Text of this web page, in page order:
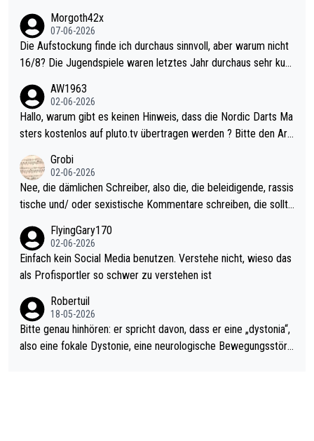
Morgoth42x
07-06-2026
Die Aufstockung finde ich durchaus sinnvoll, aber warum nicht
16/8? Die Jugendspiele waren letztes Jahr durchaus sehr kurz
Allerdings ist Mitchell Lawrie als Nummer 1 der Welt eh qualifi
ziert. Somit ändert die automatische Qualifikation des Weltmei
sters erstmal nichts. Ich denke sie wollen damit für nächstes J
ohl wenig WDF Turniere spielen. Dies war bei Archie Self letzt
es Jahr der Fall. Er musste als amtierender Weltmeister durch
den Qualifier und ich glaube kaum, dass Mitchel sich das (in Ve
el hat.
AW1963
02-06-2026
Hallo, warum gibt es keinen Hinweis, dass die Nordic Darts Ma
sters kostenlos auf pluto.tv übertragen werden ? Bitte den Arti
Grobi
02-06-2026
Nee, die dämlichen Schreiber, also die, die beleidigende, rassis
tische und/ oder sexistische Kommentare schreiben, die sollte
s Leben in den Griff kriegen. Nur eins wundert mich: Luke Little
r war doch neulich erst derjenige, der über Social Media GvV p
rovoziert hat. Und Littlers Mutter schießt öfters mal gegen Ric
FlyingGary170
02-06-2026
Einfach kein Social Media benutzen. Verstehe nicht, wieso das
als Profisportler so schwer zu verstehen ist
Robertuil
18-05-2026
Bitte genau hinhören: er spricht davon, dass er eine „dystonia“,
also eine fokale Dystonie, eine neurologische Bewegungsstöru